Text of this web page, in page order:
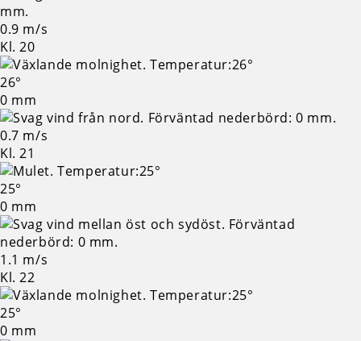
0.9 m/s
Kl. 20
26°
0 mm
0.7 m/s
Kl. 21
25°
0 mm
1.1 m/s
Kl. 22
25°
0 mm